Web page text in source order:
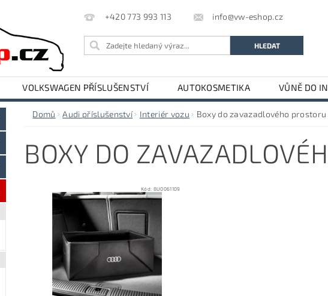
+420 773 993 113 info@vw-eshop.cz
VOLKSWAGEN PŘÍSLUŠENSTVÍ AUTOKOSMETIKA
VŮNĚ DO
AUDI LIFESTYLE AUDI PŘÍSLUŠENSTVÍ
Domů Audi příslušenství Interiér vozu Boxy do zavazadlového prostoru
BOXY DO
Kód: 8U0061109